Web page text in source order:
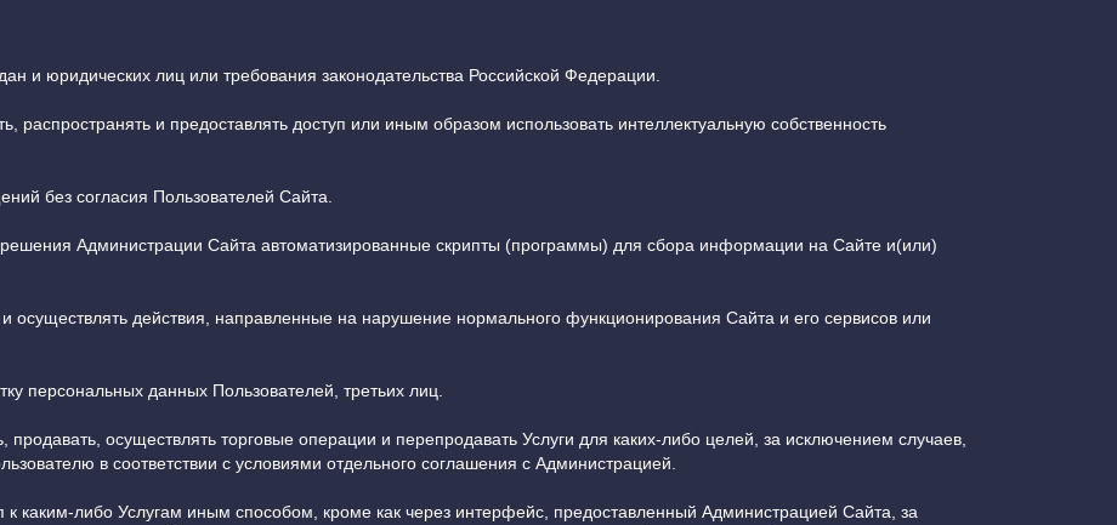
и юридических лиц или требования законодательства Российской Федерации.
распространять и предоставлять доступ или иным образом использовать интеллектуальную собственность
без согласия Пользователей Сайта.
Администрации Сайта автоматизированные скрипты (программы) для сбора информации на Сайте и(или)
осуществлять действия, направленные на нарушение нормального функционирования Сайта и его сервисов или
персональных данных Пользователей, третьих лиц.
продавать, осуществлять торговые операции и перепродавать Услуги для каких-либо целей, за исключением случаев,
в соответствии с условиями отдельного соглашения с Администрацией.
к каким-либо Услугам иным способом, кроме как через интерфейс, предоставленный Администрацией Сайта, за